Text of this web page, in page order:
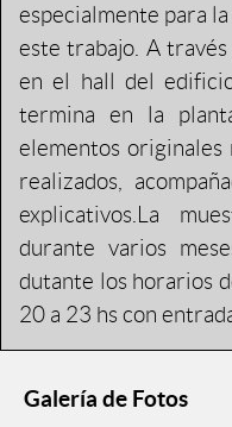
especialmente para
este trabajo. A
en el hall del
termina en la
elementos originales
realizados,
explicativos.La
durante varios
dutante los horarios
20 a 23 hs con
Galería de Fotos